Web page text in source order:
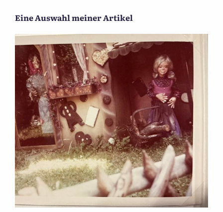
Eine Auswahl meiner Artikel